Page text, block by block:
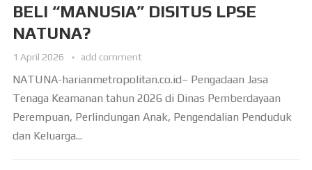
BELI “MANUSIA” DISITUS LPSE
NATUNA?
1 April 2026 add comment
NATUNA-harianmetropolitan.co.id– Pengadaan Jasa
Tenaga Keamanan tahun 2026 di Dinas Pemberdayaan
Perempuan, Perlindungan Anak, Pengendalian Penduduk
dan Keluarga...